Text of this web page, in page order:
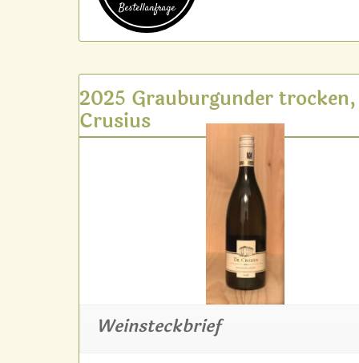
Bestell­anfrage
2025 Grauburgunder
Crusius
Weinsteckbrief